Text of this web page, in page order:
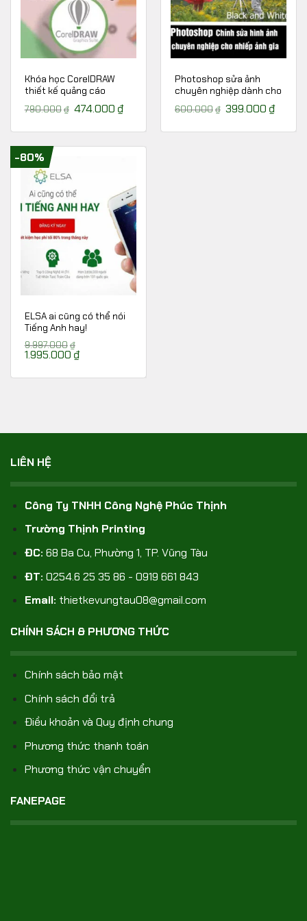
Khóa học CorelDRAW
thiết kế quảng cáo
790.000₫ Giá
gốc
790.000₫.
474.000 ₫Giá
hiện
là:
Photoshop sửa ảnh
chuyên nghiệp dành cho
600.000₫ Giá
gốc
600.000₫.
399.000 ₫Giá
hiện
là:
-80%
ELSA ai cũng có thể nói
Tiếng Anh hay!
9.997.000₫
Giá
gốc
9.997.000₫.
1.995.000 ₫Giá
hiện
là:
LIÊN HỆ
Công Ty TNHH Công Nghệ Phúc Thịnh
Trường Thịnh Printing
ĐC: 68 Ba Cu, Phường 1, TP. Vũng Tàu
ĐT: 0254.6 25 35 86 - 0919 661 843
Email: thietkevungtau08@gmail.com
CHÍNH SÁCH & PHƯƠNG THỨC
Chính sách bảo mật
Chính sách đổi trả
Điều khoản và Quy định chung
Phương thức thanh toán
Phương thức vận chuyển
FANEPAGE